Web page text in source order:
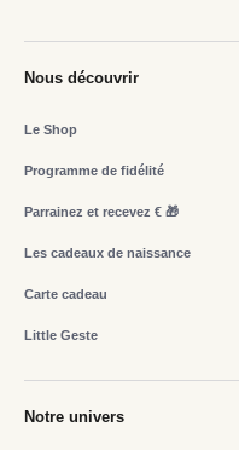
Nous découvrir
Le Shop
Programme de fidélité
Parrainez et recevez € 🎁
Les cadeaux de naissance
Carte cadeau
Little Geste
Notre univers